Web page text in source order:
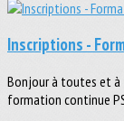
Inscriptions -
Bonjour à toutes et à
formation continue